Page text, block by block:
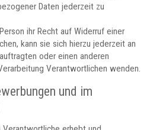
Daten jederzeit zu
ihr Recht auf Widerruf einer
kann sie sich hierzu jederzeit an
oder einen anderen
Verantwortlichen wenden.
und im